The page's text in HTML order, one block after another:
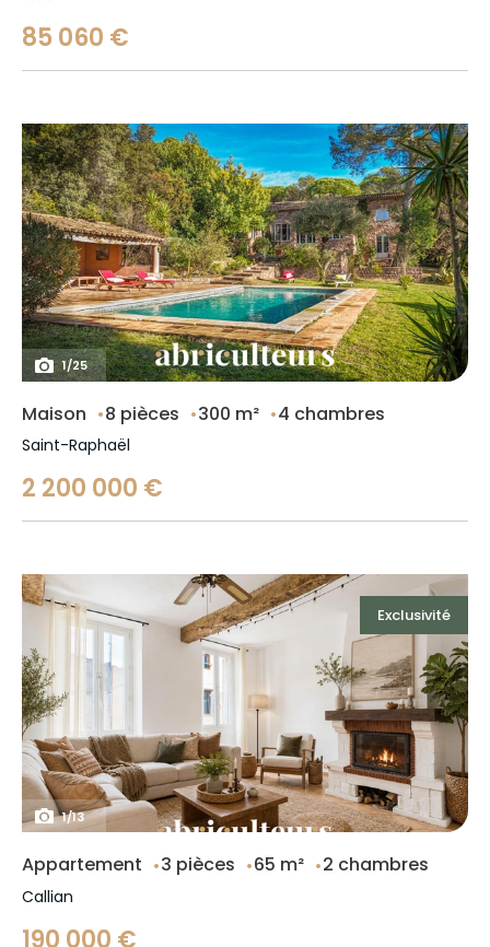
85 060 €
1/25
Maison 8 pièces 300 m² 4 chambres
Saint-Raphaël
2 200 000 €
1/13
Exclusivité
Appartement 3 pièces 65 m² 2 chambres
Callian
190 000 €